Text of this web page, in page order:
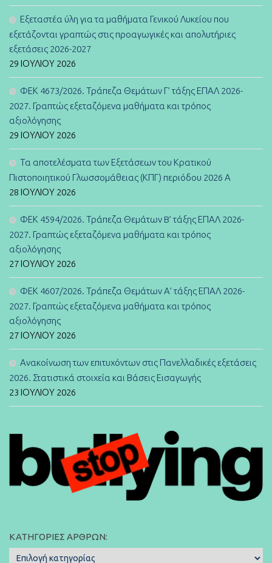
Εξεταστέα ύλη για τα μαθήματα Γενικού Λυκείου που
εξετάζονται γραπτώς στις προαγωγικές και απολυτήριες
εξετάσεις 2026-2027
29 ΙΟΥΛΊΟΥ 2026
ΦΕΚ 4673/2026. Τράπεζα Θεμάτων Γ’ τάξης ΕΠΑΛ 2026-
2027. Γραπτώς εξεταζόμενα μαθήματα και τρόπος
αξιολόγησης
29 ΙΟΥΛΊΟΥ 2026
Τα αποτελέσματα των Εξετάσεων του Κρατικού
Πιστοποιητικού Γλωσσομάθειας (ΚΠΓ) περιόδου 2026 Α
28 ΙΟΥΛΊΟΥ 2026
ΦΕΚ 4594/2026. Τράπεζα Θεμάτων B’ τάξης ΕΠΑΛ 2026-
2027. Γραπτώς εξεταζόμενα μαθήματα και τρόπος
αξιολόγησης
27 ΙΟΥΛΊΟΥ 2026
ΦΕΚ 4607/2026. Τράπεζα Θεμάτων Α’ τάξης ΕΠΑΛ 2026-
2027. Γραπτώς εξεταζόμενα μαθήματα και τρόπος
αξιολόγησης
27 ΙΟΥΛΊΟΥ 2026
Ανακοίνωση των επιτυχόντων στις Πανελλαδικές εξετάσεις
2026. Στατιστικά στοιχεία και Βάσεις Εισαγωγής
23 ΙΟΥΛΊΟΥ 2026
ΚΑΤΗΓΟΡΊΕΣ ΆΡΘΡΩΝ:
Κατηγορίες